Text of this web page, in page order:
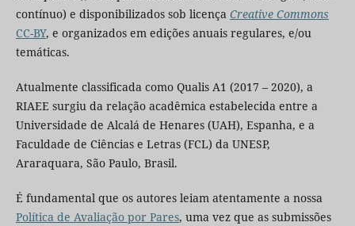
contínuo) e disponibilizados sob licença Creative Commons
CC-BY, e organizados em edições anuais regulares, e/ou
temáticas.
Atualmente classificada como Qualis A1 (2017 – 2020), a
RIAEE surgiu da relação acadêmica estabelecida entre a
Universidade de Alcalá de Henares (UAH), Espanha, e a
Faculdade de Ciências e Letras (FCL) da UNESP,
Araraquara, São Paulo, Brasil.
É fundamental que os autores leiam atentamente a nossa
Política de Avaliação por Pares, uma vez que as submissões